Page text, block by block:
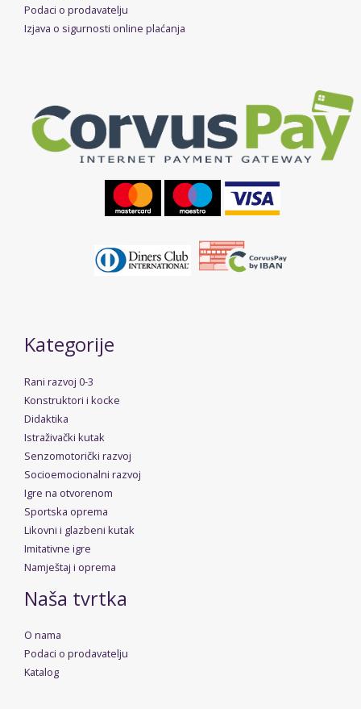
Podaci o prodavatelju
Izjava o sigurnosti online plaćanja
Kategorije
Rani razvoj 0-3
Konstruktori i kocke
Didaktika
Istraživački kutak
Senzomotorički razvoj
Socioemocionalni razvoj
Igre na otvorenom
Sportska oprema
Likovni i glazbeni kutak
Imitativne igre
Namještaj i oprema
Naša tvrtka
O nama
Podaci o prodavatelju
Katalog